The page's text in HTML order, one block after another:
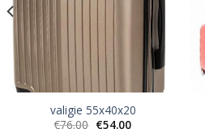
valigie 55x40x20
€76.00 €54.00